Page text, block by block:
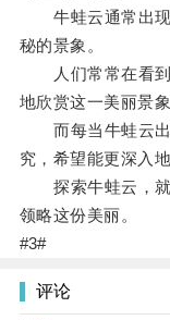
牛蛙云通常出现
秘的景象。
人们常常在看到
地欣赏这一美丽景象
而每当牛蛙云出
究，希望能更深入
探索牛蛙云，就
领略这份美丽。
#3#
评论